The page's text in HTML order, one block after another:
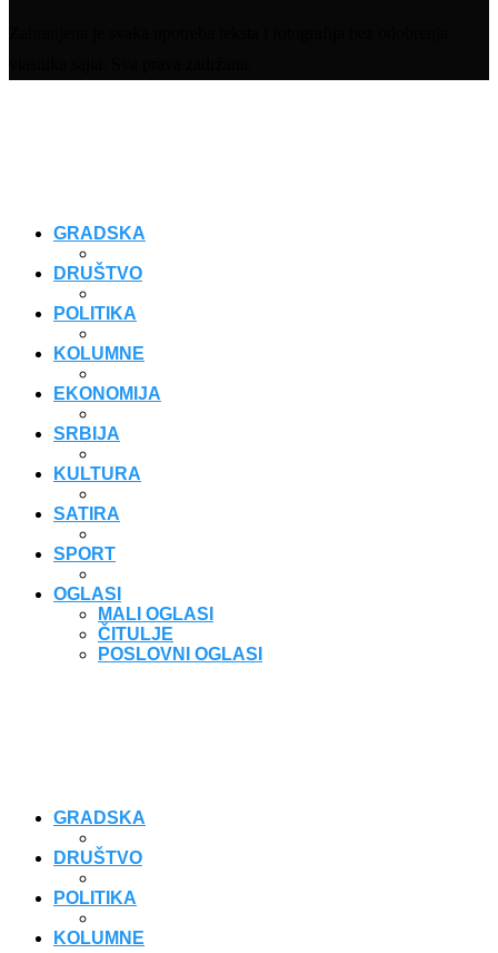
GRADSKA
DRUŠTVO
POLITIKA
KOLUMNE
EKONOMIJA
SRBIJA
KULTURA
SATIRA
SPORT
OGLASI
MALI OGLASI
ČITULJE
POSLOVNI OGLASI
GRADSKA
DRUŠTVO
POLITIKA
KOLUMNE